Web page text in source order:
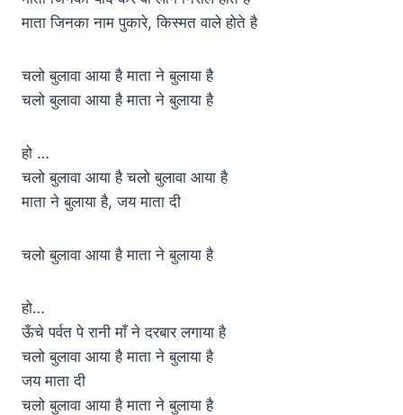
माता जिनका नाम पुकारे, किस्मत वाले होते है
चलो बुलावा आया है माता ने बुलाया है
चलो बुलावा आया है माता ने बुलाया है
हो …
चलो बुलावा आया है चलो बुलावा आया है
माता ने बुलाया है, जय माता दी
चलो बुलावा आया है माता ने बुलाया है
हो…
ऊँचे पर्वत पे रानी माँ ने दरबार लगाया है
चलो बुलावा आया है माता ने बुलाया है
जय माता दी
चलो बुलावा आया है माता ने बुलाया है